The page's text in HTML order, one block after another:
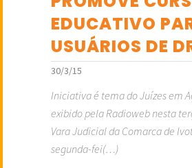
EDUCATIVO
USUÁRIOS DE
30/3/15
Iniciativa é tema do Juízes em
exibido pela Radioweb nesta
Vara Judicial da Comarca de
segunda-fei(…)